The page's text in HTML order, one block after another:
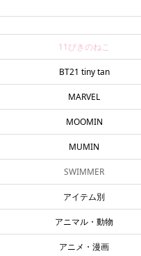
11ぴきのねこ
BT21 tiny tan
MARVEL
MOOMIN
MUMIN
SWIMMER
アイテム別
アニマル・動物
アニメ・漫画